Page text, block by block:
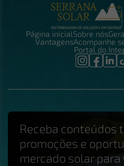
Página inicialSobre nós
VantagensAcompanhe
Portal do
Receba conteúdos
promoções e
mercado solar para